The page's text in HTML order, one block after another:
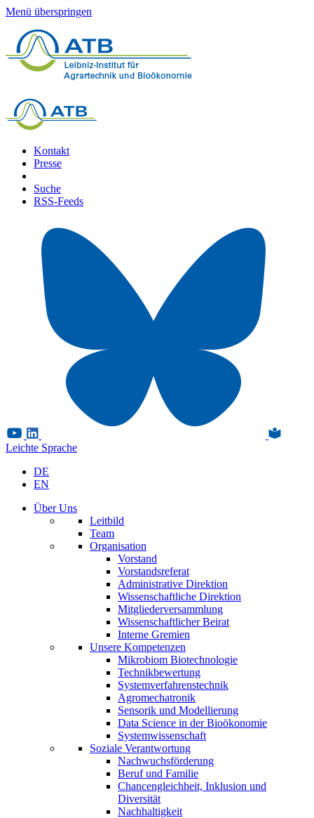
Menü überspringen
Kontakt
Presse
Suche
RSS-Feeds
Leichte Sprache
DE
EN
Über Uns
Leitbild
Team
Organisation
Vorstand
Vorstandsreferat
Administrative Direktion
Wissenschaftliche Direktion
Mitgliederversammlung
Wissenschaftlicher Beirat
Interne Gremien
Unsere Kompetenzen
Mikrobiom Biotechnologie
Technikbewertung
Systemverfahrenstechnik
Agromechatronik
Sensorik und Modellierung
Data Science in der Bioökonomie
Systemwissenschaft
Soziale Verantwortung
Nachwuchsförderung
Beruf und Familie
Chancengleichheit, Inklusion und
Diversität
Nachhaltigkeit